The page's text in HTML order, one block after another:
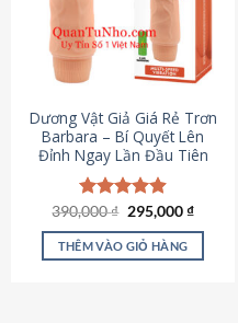
Dương Vật Giả Giá Rẻ Trơn
Barbara – Bí Quyết Lên
Đỉnh Ngay Lần Đầu Tiên
Được xếp
hạng4.90
5 sao
390,000₫ Giá
là:
390,000 ₫.
295,000₫Giá
tại
THÊM VÀO GIỎ HÀNG